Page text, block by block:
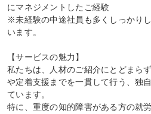
にマネジメントしたご経験
※未経験の中途社員も多くしっかり
います。
【サービスの魅力】
私たちは、人材のご紹介にとどまら
や定着支援までを一貫して行う、独
ています。
特に、重度の知的障害がある方の就